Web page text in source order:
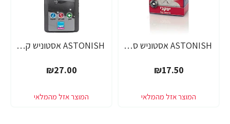
ASTONISH אסטוניש סבון הפלא מסיר כתמים משקל 75 גרם - מבית יעקבי
₪17.50
ASTONISH אסטוניש קרם להברקת משטחי גרניט 235 מ"ל - מבית יעקבי
₪27.00